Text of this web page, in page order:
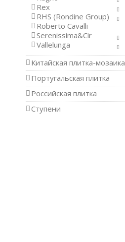
Rex
RHS (Rondine Group)
Roberto Cavalli
Serenissima&Cir
Vallelunga
Китайская плитка-мозаика
Португальская плитка
Российская плитка
Ступени